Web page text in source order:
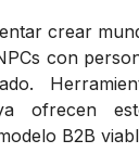
crear
con
ofrecen
B2B